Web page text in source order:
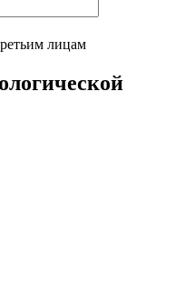
лицам